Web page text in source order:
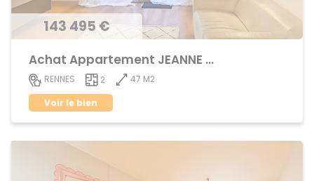
143 495 €
Achat Appartement JEANNE d'ARC - BEAULIEU
RENNES 2
47 M2
Voir le bien